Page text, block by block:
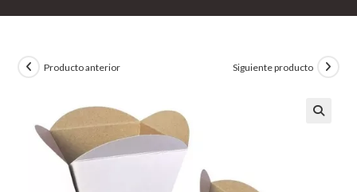
Producto anterior Siguiente producto